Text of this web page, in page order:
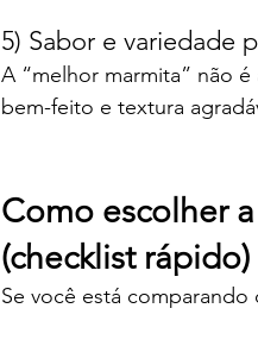
5) Sabor e variedade
A “melhor marmita” não
bem-feito e textura
Como escolher
(checklist rápido)
Se você está